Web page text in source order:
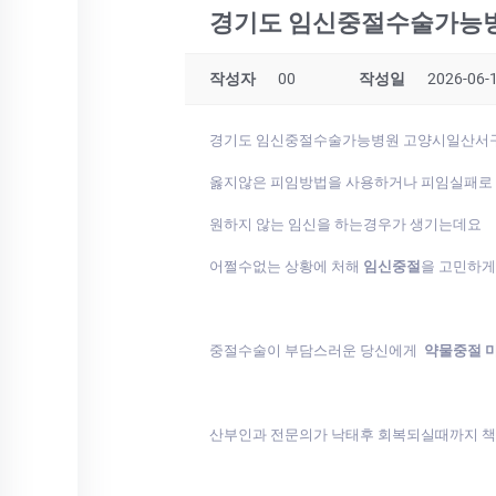
경기도 임신중절수술가능
작성자 00 작성일 2026-06-
경기도 임신중절수술가능병원 고양시일산
옳지않은 피임방법을 사용하거나 피임실패로
원하지 않는 임신을 하는경우가 생기는데요
어쩔수없는 상황에 처해 임신중절 을 고민하
중절수술이 부담스러운 당신에게 약물중절
산부인과 전문의가 낙태후 회복되실때까지